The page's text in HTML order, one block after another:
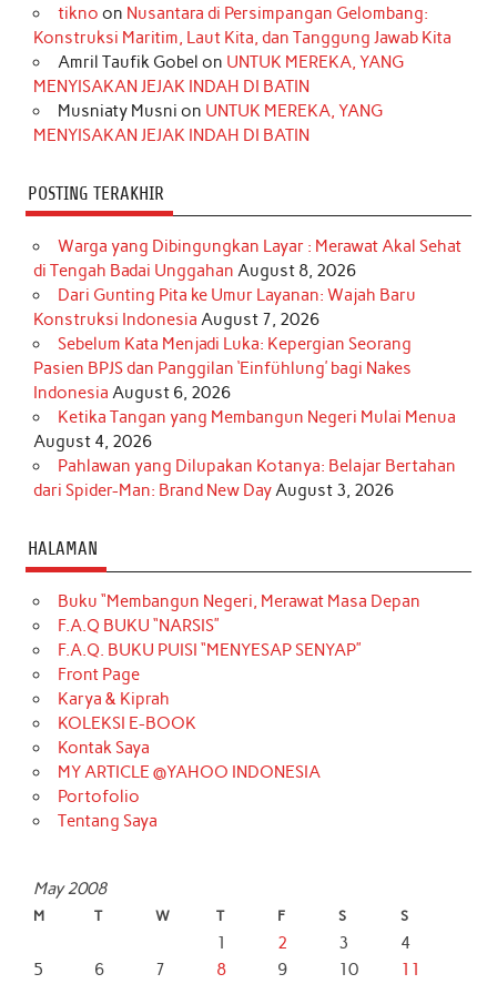
o
k
r
a
m
e
s
t
I
n
r
e
tikno on Nusantara di Persimpangan Gelombang:
Konstruksi Maritim, Laut Kita, dan Tanggung Jawab Kita
Amril Taufik Gobel on UNTUK MEREKA, YANG
MENYISAKAN JEJAK INDAH DI BATIN
Musniaty Musni on UNTUK MEREKA, YANG
MENYISAKAN JEJAK INDAH DI BATIN
POSTING TERAKHIR
Warga yang Dibingungkan Layar : Merawat Akal Sehat
di Tengah Badai Unggahan August 8, 2026
Dari Gunting Pita ke Umur Layanan: Wajah Baru
Konstruksi Indonesia August 7, 2026
Sebelum Kata Menjadi Luka: Kepergian Seorang
Pasien BPJS dan Panggilan ‘Einfühlung’ bagi Nakes
Indonesia August 6, 2026
Ketika Tangan yang Membangun Negeri Mulai Menua
August 4, 2026
Pahlawan yang Dilupakan Kotanya: Belajar Bertahan
dari Spider-Man: Brand New DayAugust 3, 2026
HALAMAN
Buku “Membangun Negeri, Merawat Masa Depan
F.A.Q BUKU “NARSIS”
F.A.Q. BUKU PUISI “MENYESAP SENYAP”
Front Page
Karya & Kiprah
KOLEKSI E-BOOK
Kontak Saya
MY ARTICLE @YAHOO INDONESIA
Portofolio
Tentang Saya
May 2008
M T W T F S S
1 2 3
4
5
6 7 8 9 10 11